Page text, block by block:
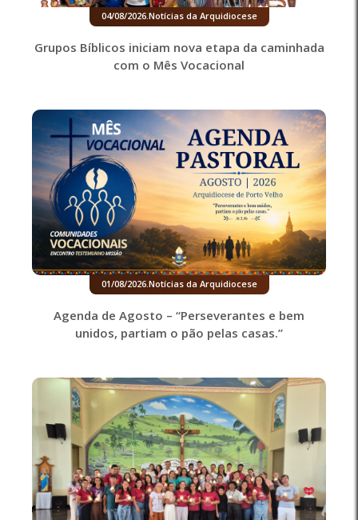
04/08/2026.Notícias da Arquidiocese
Grupos Bíblicos iniciam nova etapa da caminhada
com o Mês Vocacional
01/08/2026.Notícias da Arquidiocese
Agenda de Agosto – “Perseverantes e bem
unidos, partiam o pão pelas casas.”